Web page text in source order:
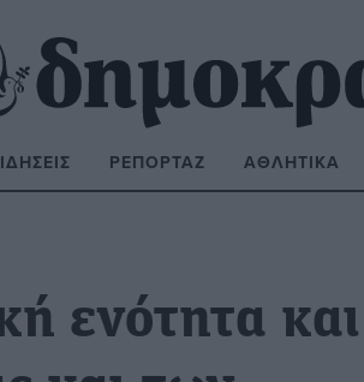
ΡΕΠΟΡΤΆΖ ΑΘΛΗΤΙΚΆ
ενότητα και